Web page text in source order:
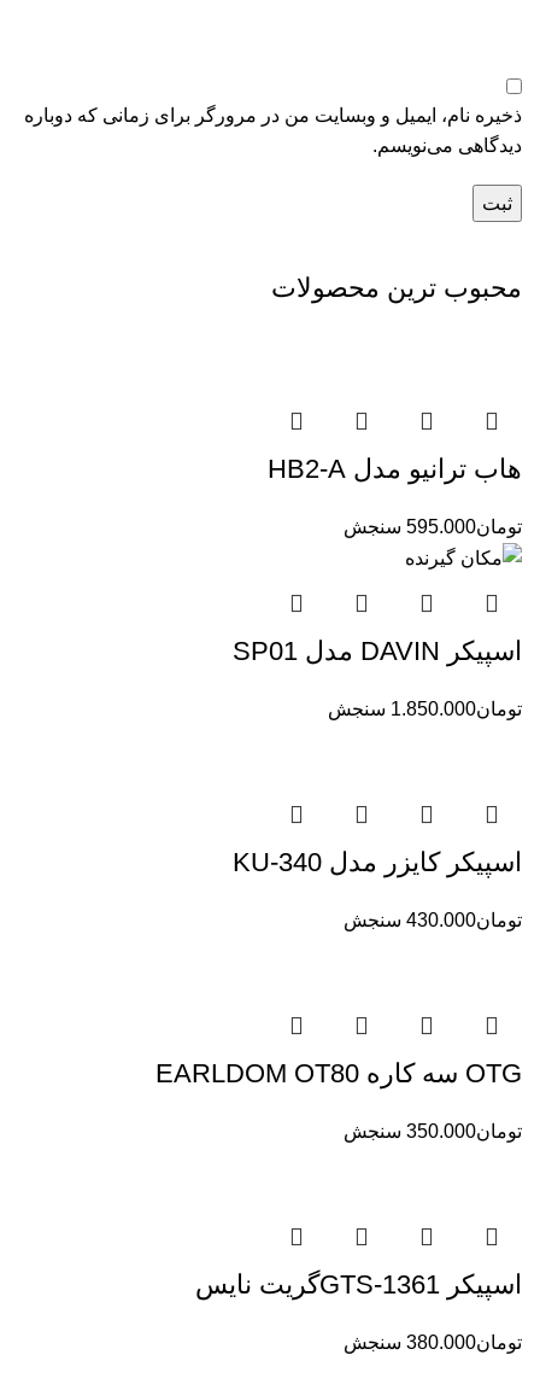
ذخیره نام، ایمیل و وبسایت من در مرورگر برای زمانی که دوباره
دیدگاهی می‌نویسم.
محبوب ترین محصولات
هاب ترانیو مدل HB2-A
تومان595.000 سنجش
اسپیکر DAVIN مدل SP01
تومان1.850.000 سنجش
اسپیکر کایزر مدل KU-340
تومان430.000 سنجش
OTG سه کاره EARLDOM OT80
تومان350.000 سنجش
اسپیکر GTS-1361گریت نایس
تومان380.000 سنجش